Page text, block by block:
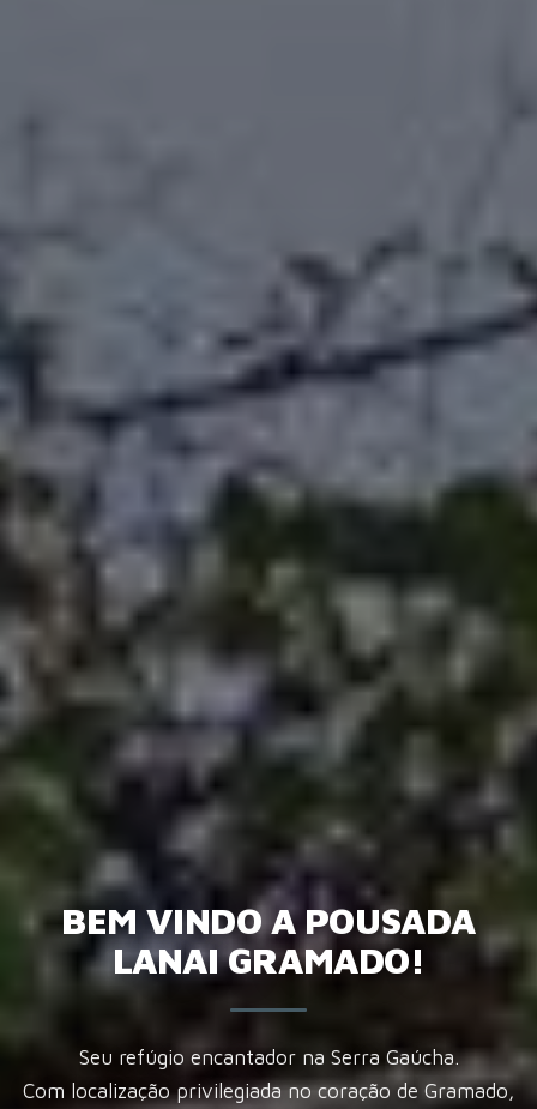
BEM VINDO A POUSADA
LANAI GRAMADO!
Seu refúgio encantador na Serra Gaúcha.
Com localização privilegiada no coração de Gramado,